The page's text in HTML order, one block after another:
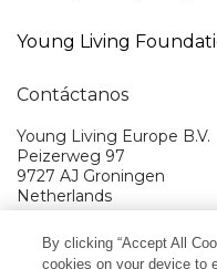
Young Living
Contáctanos
Young Living Europe B.V.
Peizerweg 97
9727 AJ Groningen
Netherlands
Atención al cliente:
900-
By clicking “Accept All
cookies on your device to